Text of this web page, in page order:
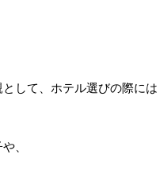
して、ホテル選びの際には
、